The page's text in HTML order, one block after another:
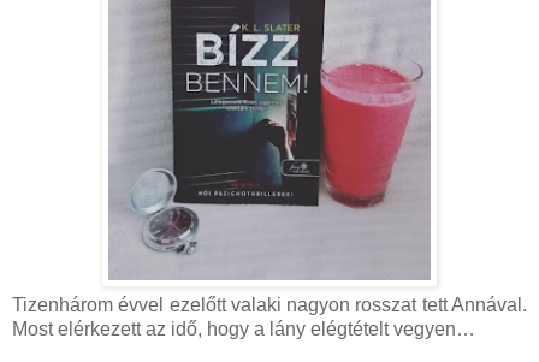
Tizenhárom évvel ezelőtt valaki nagyon rosszat tett Annával.
Most elérkezett az idő, hogy a lány elégtételt vegyen…